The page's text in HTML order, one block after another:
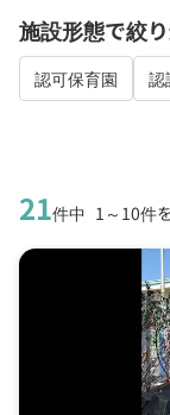
施設形態で絞
認可保育園 認
21件中 1～10件